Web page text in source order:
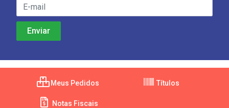
Meus Pedidos Títulos
Notas Fiscais